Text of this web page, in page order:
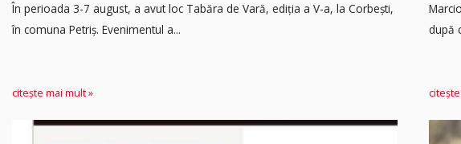
În perioada 3-7 august, a avut loc Tabăra de Vară, ediția a V-a, la Corbești,
în comuna Petriș. Evenimentul a...
citește mai mult »
după